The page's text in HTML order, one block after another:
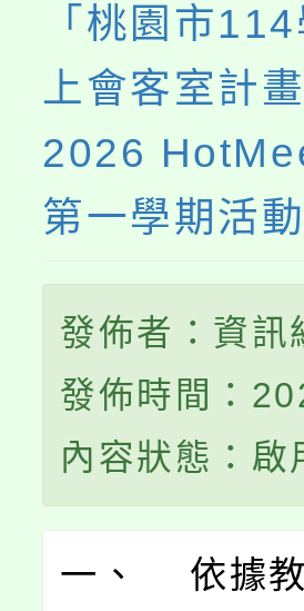
「桃園市
上會客室計
2026
第一學期活動
發佈者：資訊
發佈時間：
內容狀態：啟
一、 依據教